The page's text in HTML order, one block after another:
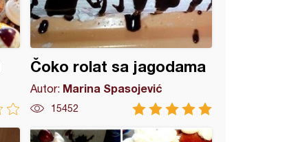
Čoko rolat sa jagodama
Autor: Marina Spasojević
15452